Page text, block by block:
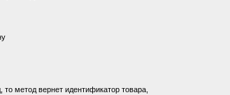
метод вернет идентификатор товара,